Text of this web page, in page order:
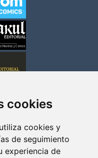
cookies
cookies y
de seguimiento
experiencia de
ACTRIZ MAS GUAPA DE